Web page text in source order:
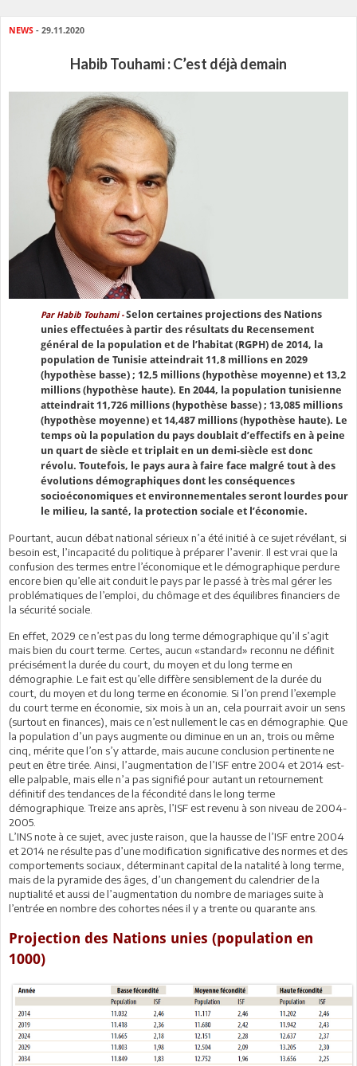
NEWS - 29.11.2020
Habib Touhami : C’est déjà demain
Par Habib Touhami -Selon certaines projections des Nations
unies effectuées à partir des résultats du Recensement
général de la population et de l’habitat (RGPH) de 2014, la
population de Tunisie atteindrait 11,8 millions en 2029
(hypothèse basse) ; 12,5 millions (hypothèse moyenne) et 13,2
millions (hypothèse haute). En 2044, la population tunisienne
atteindrait 11,726 millions (hypothèse basse) ; 13,085 millions
(hypothèse moyenne) et 14,487 millions (hypothèse haute). Le
temps où la population du pays doublait d’effectifs en à peine
un quart de siècle et triplait en un demi-siècle est donc
révolu. Toutefois, le pays aura à faire face malgré tout à des
évolutions démographiques dont les conséquences
socioéconomiques et environnementales seront lourdes pour
le milieu, la santé, la protection sociale et l’économie.
Pourtant, aucun débat national sérieux n’a été initié à ce sujet révélant, si
besoin est, l’incapacité du politique à préparer l’avenir. Il est vrai que la
confusion des termes entre l’économique et le démographique perdure
encore bien qu’elle ait conduit le pays par le passé à très mal gérer les
problématiques de l’emploi, du chômage et des équilibres financiers de
la sécurité sociale.
En effet, 2029 ce n’est pas du long terme démographique qu’il s’agit
mais bien du court terme. Certes, aucun «standard» reconnu ne définit
précisément la durée du court, du moyen et du long terme en
démographie. Le fait est qu’elle diffère sensiblement de la durée du
court, du moyen et du long terme en économie. Si l’on prend l’exemple
du court terme en économie, six mois à un an, cela pourrait avoir un sens
(surtout en finances), mais ce n’est nullement le cas en démographie. Que
la population d’un pays augmente ou diminue en un an, trois ou même
cinq, mérite que l’on s’y attarde, mais aucune conclusion pertinente ne
peut en être tirée. Ainsi, l’augmentation de l’ISF entre 2004 et 2014 est-
elle palpable, mais elle n’a pas signifié pour autant un retournement
définitif des tendances de la fécondité dans le long terme
démographique. Treize ans après, l’ISF est revenu à son niveau de 2004-
2005.
L’INS note à ce sujet, avec juste raison, que la hausse de l’ISF entre 2004
et 2014 ne résulte pas d’une modification significative des normes et des
comportements sociaux, déterminant capital de la natalité à long terme,
mais de la pyramide des âges, d’un changement du calendrier de la
nuptialité et aussi de l’augmentation du nombre de mariages suite à
l’entrée en nombre des cohortes nées il y a trente ou quarante ans.
Projection des Nations unies (population en
1000)